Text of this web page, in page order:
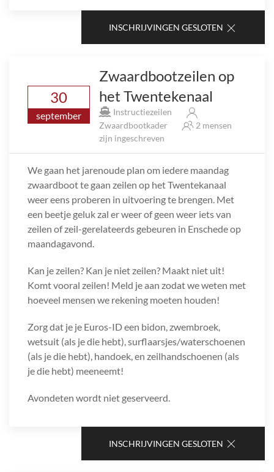
INSCHRIJVINGEN GESLOTEN
30
september
Zwaardbootzeilen op
het Twentekenaal
Instructiezeilen
Zwaardbootkader
2 mensen
zijn ingeschreven
We gaan het jarenoude plan om iedere maandag
zwaardboot te gaan zeilen op het Twentekanaal
weer eens proberen in uitvoering te brengen. Met
een beetje geluk zal er weer of geen weer iets van
zeilen of zeil-gerelateerds gebeuren in Enschede op
maandagavond.
Kan je zeilen? Kan je niet zeilen? Maakt niet uit!
Komt vooral zeilen! Meld je aan zodat we weten met
hoeveel mensen we rekening moeten houden!
Zorg dat je je Euros-ID een bidon, zwembroek,
wetsuit (als je die hebt), surflaarsjes/waterschoenen
(als je die hebt), handoek, en zeilhandschoenen (als
je die hebt) meeneemt!
Avondeten wordt niet geserveerd.
INSCHRIJVINGEN GESLOTEN